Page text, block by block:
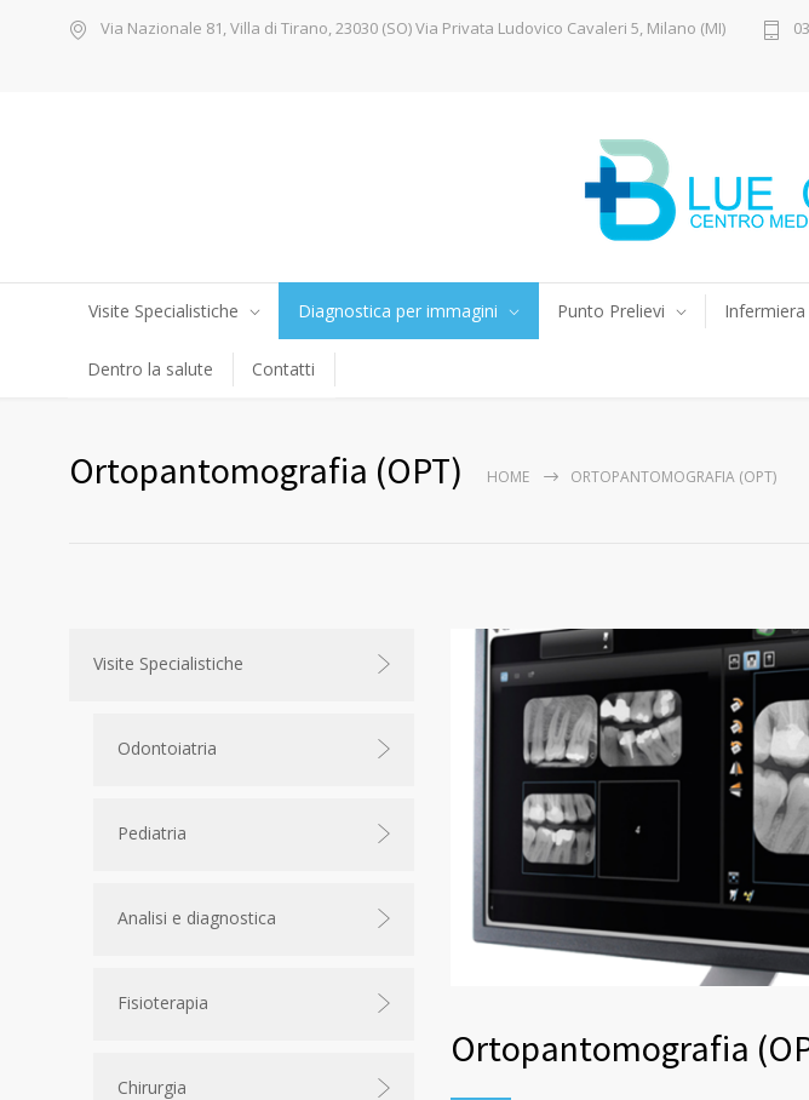
Via Nazionale 81, Villa di Tirano, 23030 (SO) Via Privata Ludovico Cavaleri 5, Milano (MI)
Visite Specialistiche Diagnostica per immagini Punto Prelievi
Dentro la salute Contatti
Ortopantomografia (OPT) HOME ORTOPANTOMOGRAFIA (OPT)
Visite Specialistiche
Odontoiatria
Pediatria
Analisi e diagnostica
Fisioterapia
Chirurgia
Ortopantomografia